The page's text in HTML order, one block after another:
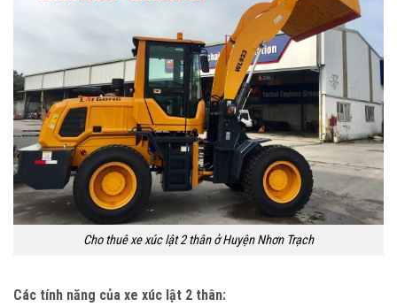
Cho thuê xe xúc lật 2 thân ở Huyện Nhơn Trạch
Các tính năng của xe xúc lật 2 thân: